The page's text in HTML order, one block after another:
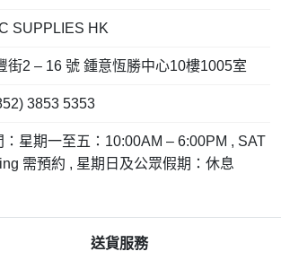
SUPPLIES HK
街2 – 16 號 鍾意恆勝中心10樓1005室
3853 5353
星期一至五：10:00AM – 6:00PM , SAT
需預約 , 星期日及公眾假期：休息
送貨服務